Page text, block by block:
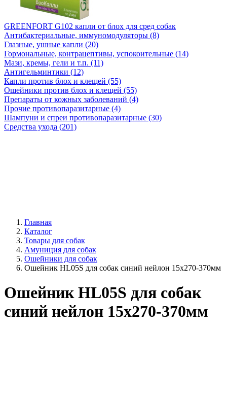
GREENFORT G102 капли от блох для сред собак
Антибактериальные, иммуномодуляторы (8)
Глазные, ушные капли (20)
Гормональные, контрацептивы, успокоительные (14)
Мази, кремы, гели и т.п. (11)
Антигельминтики (12)
Капли против блох и клещей (55)
Ошейники против блох и клещей (55)
Препараты от кожных заболеваний (4)
Прочие противопаразитарные (4)
Шампуни и спреи противопаразитарные (30)
Средства ухода (201)
Главная
Каталог
Товары для собак
Амуниция для собак
Ошейники для собак
Ошейник HL05S для собак синий нейлон 15х270-370мм
Ошейник HL05S для собак
синий нейлон 15х270-370мм